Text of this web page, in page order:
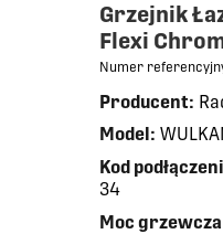
Grzejnik
Flexi
Numer referencyjny
Producent:
Model:
Kod
34
Moc grzewcza